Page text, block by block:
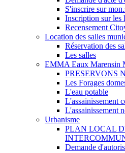
S'inscrire sur
Inscription sur les
Recensement
Location des salles
Réservation des
Les salles
EMMA Eaux Marensin
PRESERVONS
Les Forages
L'eau potable
L'assainissement
L'assainissement
Urbanisme
PLAN LOCAL
Demande